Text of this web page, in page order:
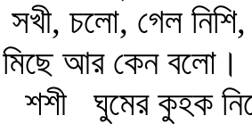
সখী, চলো, গেল
মিছে আর কেন বলো।
শশী
ঘুমের কুহক